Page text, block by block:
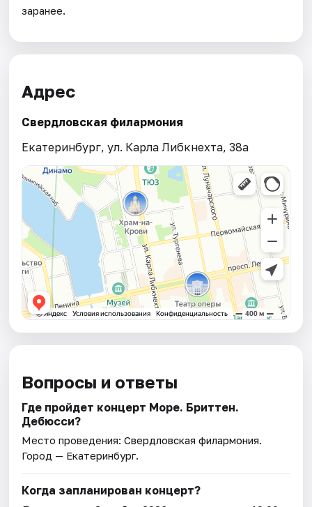
заранее.
Адрес
Свердловская филармония
Екатеринбург, ул. Карла Либкнехта, 38а
Вопросы и ответы
Где пройдет концерт Море. Бриттен.
Дебюсси?
Место проведения:Свердловская филармония.
Город — Екатеринбург.
Когда запланирован концерт?